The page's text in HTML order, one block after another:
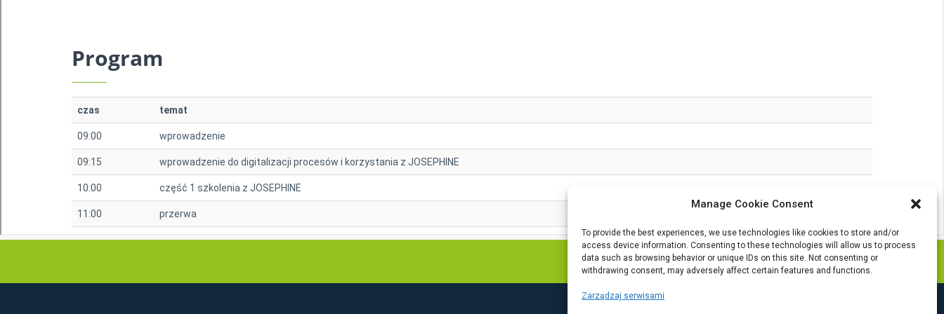
Manage Cookie Consent
To provide the best experiences, we use technologies like cookies to store and/or
access device information. Consenting to these technologies will allow us to process
data such as browsing behavior or unique IDs on this site. Not consenting or
withdrawing consent, may adversely affect certain features and functions.
Zarządzaj serwisami